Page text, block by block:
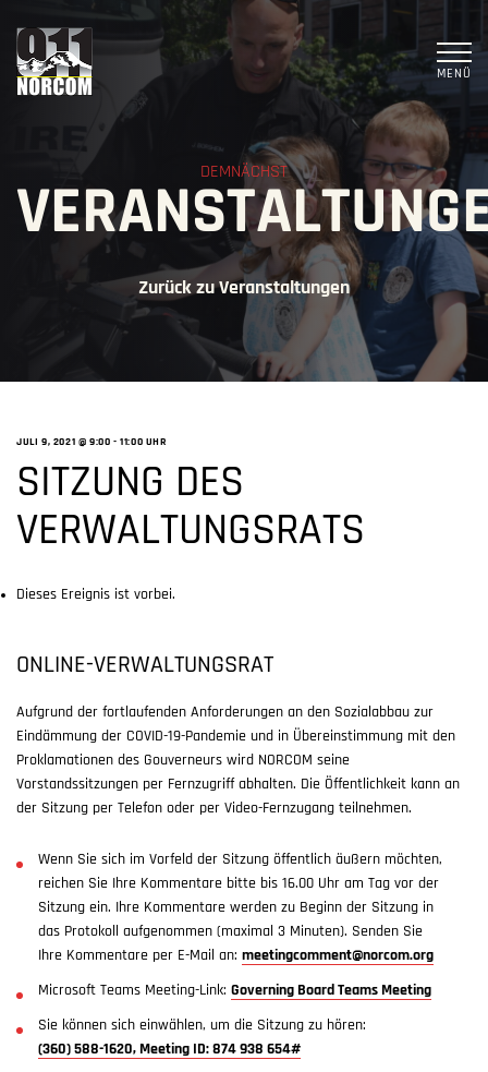
MENÜ
DEMNÄCHST
Zurück zu Veranstaltungen
JULI 9, 2021 @ 9:00 -11:00 UHR
SITZUNG DES
VERWALTUNGSRATS
Dieses Ereignis ist vorbei.
ONLINE-VERWALTUNGSRAT
Aufgrund der fortlaufenden Anforderungen an den Sozialabbau zur
Eindämmung der COVID-19-Pandemie und in Übereinstimmung mit den
Proklamationen des Gouverneurs wird NORCOM seine
Vorstandssitzungen per Fernzugriff abhalten. Die Öffentlichkeit kann an
der Sitzung per Telefon oder per Video-Fernzugang teilnehmen.
Wenn Sie sich im Vorfeld der Sitzung öffentlich äußern möchten,
reichen Sie Ihre Kommentare bitte bis 16.00 Uhr am Tag vor der
Sitzung ein. Ihre Kommentare werden zu Beginn der Sitzung in
das Protokoll aufgenommen (maximal 3 Minuten). Senden Sie
Ihre Kommentare per E-Mail an: meetingcomment@norcom.org
Microsoft Teams Meeting-Link: Governing Board Teams Meeting
Sie können sich einwählen, um die Sitzung zu hören:
(360) 588-1620, Meeting ID: 874 938 654#